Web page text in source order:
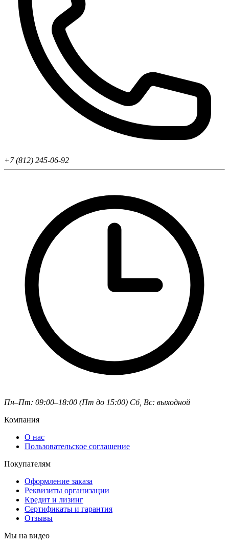
+7 (812) 245-06-92
Пн–Пт: 09:00–18:00 (Пт до 15:00) Сб, Вс: выходной
Компания
О нас
Пользовательское соглашение
Покупателям
Оформление заказа
Реквизиты организации
Кредит и лизинг
Сертификаты и гарантия
Отзывы
Мы на видео